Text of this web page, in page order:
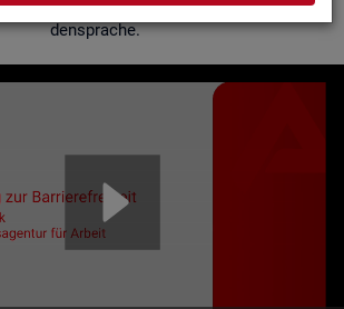
Er­klä­rung zur Bar­rie­re­frei­heit in Ge­bär­
den­spra­che.